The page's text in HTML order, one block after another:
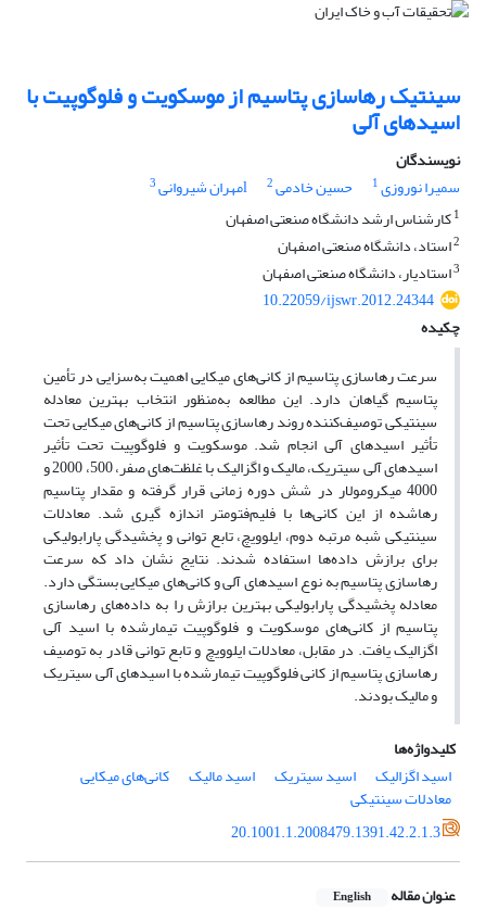
سینتیک رهاسازی پتاسیم از موسکویت و فلوگوپیت با
اسیدهای آلی
نویسندگان
سمیرا نوروزی1 حسین خادمی2 lمهران شیروانی
3
1کارشناس ارشد دانشگاه صنعتی اصفهان
2استاد، دانشگاه صنعتی اصفهان
3استادیار، دانشگاه صنعتی اصفهان
10.22059/ijswr.2012.24344
چکیده
سرعت رهاسازی پتاسیم از کانی‌های میکایی اهمیت به‌سزایی در تأمین
پتاسیم گیاهان دارد. این مطالعه به‌منظور انتخاب بهترین معادله
سینتیکی توصیف‌کننده روند رهاسازی پتاسیم از کانی‌های میکایی تحت
تأثیر اسیدهای آلی انجام شد. موسکویت و فلوگوپیت تحت تأثیر
اسیدهای آلی سیتریک، مالیک و اگزالیک با غلظت‌های صفر، 500، 2000 و
4000 میکرومولار در شش دوره زمانی قرار گرفته و مقدار پتاسیم
رها‌شده از این کانی‌ها با فلیم‌فتومتر اندازه گیری شد. معادلات
سینتیکی شبه مرتبه دوم، ایلوویچ، تابع توانی و پخشیدگی پارابولیکی
برای برازش داده‌ها استفاده شدند. نتایج نشان داد که سرعت
رهاسازی پتاسیم به نوع اسیدهای آلی و کانی‌های میکایی بستگی دارد.
معادله پخشیدگی پارابولیکی بهترین برازش را به داده‌های رهاسازی
پتاسیم از کانی‌های موسکویت و فلوگوپیت تیمار‌شده با اسید آلی
اگزالیک یافت. در مقابل، معادلات ایلوویچ و تابع توانی قادر به توصیف
رهاسازی پتاسیم از کانی فلوگوپیت تیمار‌شده با اسیدهای آلی سیتریک
و مالیک بودند.
کلیدواژه‌ها
اسید اگزالیک
اسید سیتریک اسید مالیک کانی‌های میکایی
معادلات سینتیکی
20.1001.1.2008479.1391.42.2.1.3
عنوان مقاله English